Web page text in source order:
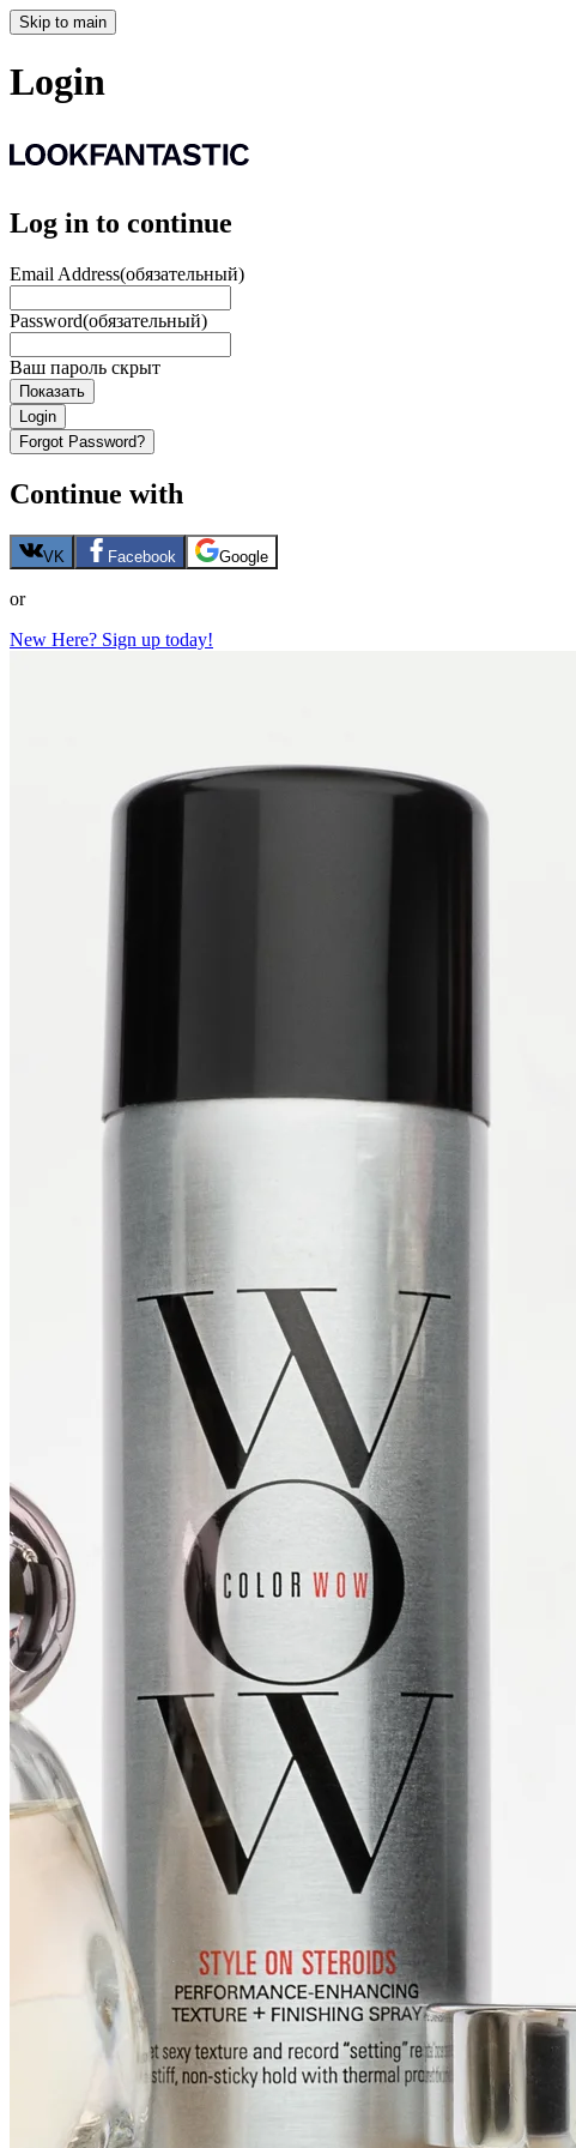
Skip to main
Login
Log in to continue
Email Address(обязательный)
Password(обязательный)
Ваш пароль скрыт
Показать
Login
Forgot Password?
Continue with
VK Facebook Google
or
New Here? Sign up today!